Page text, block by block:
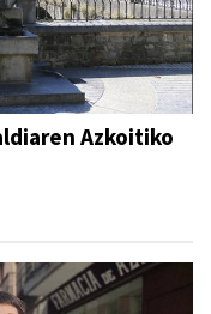
Azkoitiko